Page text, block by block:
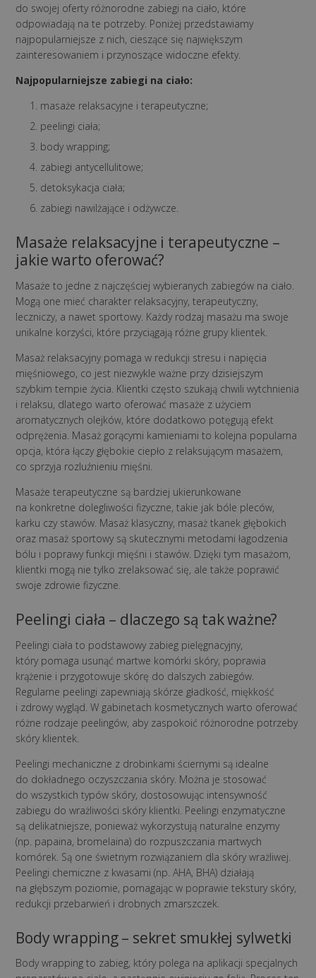
do swojej oferty różnorodne zabiegi na ciało, które
odpowiadają na te potrzeby. Poniżej przedstawiamy
najpopularniejsze z nich, cieszące się największym
zainteresowaniem i przynoszące widoczne efekty.
Najpopularniejsze zabiegi na ciało:
masaże relaksacyjne i terapeutyczne;
peelingi ciała;
body wrapping;
zabiegi antycellulitowe;
detoksykacja ciała;
zabiegi nawilżające i odżywcze.
Masaże relaksacyjne i terapeutyczne –
jakie warto oferować?
Masaże to jedne z najczęściej wybieranych zabiegów na ciało.
Mogą one mieć charakter relaksacyjny, terapeutyczny,
leczniczy, a nawet sportowy. Każdy rodzaj masażu ma swoje
unikalne korzyści, które przyciągają różne grupy klientek.
Masaż relaksacyjny pomaga w redukcji stresu i napięcia
mięśniowego, co jest niezwykle ważne przy dzisiejszym
szybkim tempie życia. Klientki często szukają chwili wytchnienia
i relaksu, dlatego warto oferować masaże z użyciem
aromatycznych olejków, które dodatkowo potęgują efekt
odprężenia. Masaż gorącymi kamieniami to kolejna popularna
opcja, która łączy głębokie ciepło z relaksującym masażem,
co sprzyja rozluźnieniu mięśni.
Masaże terapeutyczne są bardziej ukierunkowane
na konkretne dolegliwości fizyczne, takie jak bóle pleców,
karku czy stawów. Masaż klasyczny, masaż tkanek głębokich
oraz masaż sportowy są skutecznymi metodami łagodzenia
bólu i poprawy funkcji mięśni i stawów. Dzięki tym masażom,
klientki mogą nie tylko zrelaksować się, ale także poprawić
swoje zdrowie fizyczne.
Peelingi ciała – dlaczego są tak ważne?
Peelingi ciała to podstawowy zabieg pielęgnacyjny,
który pomaga usunąć martwe komórki skóry, poprawia
krążenie i przygotowuje skórę do dalszych zabiegów.
Regularne peelingi zapewniają skórze gładkość, miękkość
i zdrowy wygląd. W gabinetach kosmetycznych warto oferować
różne rodzaje peelingów, aby zaspokoić różnorodne potrzeby
skóry klientek.
Peelingi mechaniczne z drobinkami ściernymi są idealne
do dokładnego oczyszczania skóry. Można je stosować
do wszystkich typów skóry, dostosowując intensywność
zabiegu do wrażliwości skóry klientki. Peelingi enzymatyczne
są delikatniejsze, ponieważ wykorzystują naturalne enzymy
(np. papaina, bromelaina) do rozpuszczania martwych
komórek. Są one świetnym rozwiązaniem dla skóry wrażliwej.
Peelingi chemiczne z kwasami (np. AHA, BHA) działają
na głębszym poziomie, pomagając w poprawie tekstury skóry,
redukcji przebarwień i drobnych zmarszczek.
Body wrapping – sekret smukłej sylwetki
Body wrapping to zabieg, który polega na aplikacji specjalnych